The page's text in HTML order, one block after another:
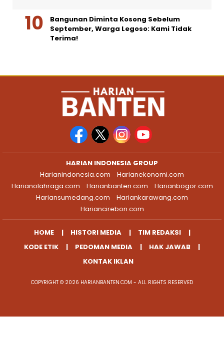
Bangunan Diminta Kosong Sebelum
September, Warga Legoso: Kami Tidak
Terima!
HARIAN INDONESIA GROUP
Harianindonesia.com
Harianekonomi.com
Harianolahraga.com
Harianbanten.com
Harianbogor.com
Hariansumedang.com
Hariankarawang.com
Hariancirebon.com
HOME HISTORI MEDIA
TIM REDAKSI
KODE ETIK
PEDOMAN MEDIA
HAK JAWAB
KONTAK IKLAN
COPYRIGHT © 2026 HARIANBANTEN.COM - ALL RIGHTS RESERVED